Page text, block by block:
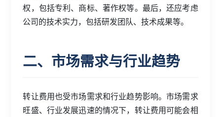
权，包括专利、商标、著作权等。最后，还应考虑
公司的技术实力，包括研发团队、技术成果等。
二、市场需求与行业趋势
转让费用也受市场需求和行业趋势影响。市场需求
旺盛、行业发展迅速的情况下，转让费用可能会相